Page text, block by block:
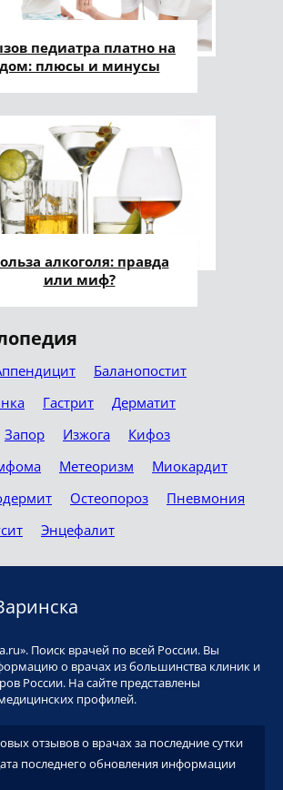
педиатра платно на
дом: плюсы и минусы
алкоголя: правда
или миф?
Баланопостит
Гастрит
Дерматит
Запор Изжога
Кифоз
Метеоризм
Миокардит
Остеопороз
Пневмония
Энцефалит
Поиск врачей по всей России. Вы
о врачах из большинства клиник и
России. На сайте представлены
профилей.
отзывов о врачах за последние сутки
последнего обновления информации